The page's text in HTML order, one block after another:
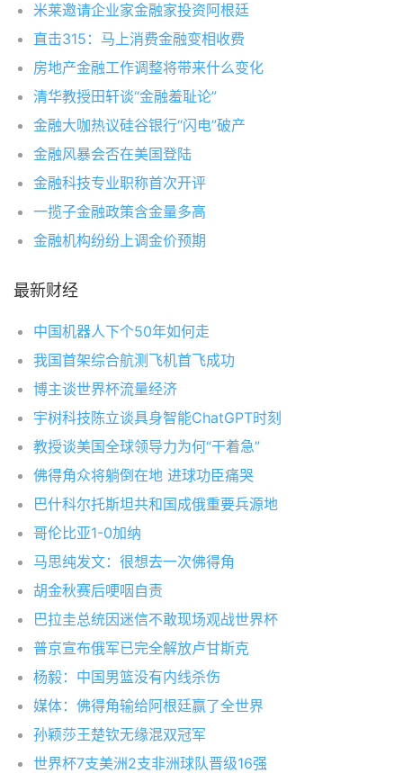
米莱邀请企业家金融家投资阿根廷
直击315：马上消费金融变相收费
房地产金融工作调整将带来什么变化
清华教授田轩谈“金融羞耻论”
金融大咖热议硅谷银行“闪电”破产
金融风暴会否在美国登陆
金融科技专业职称首次开评
一揽子金融政策含金量多高
金融机构纷纷上调金价预期
最新财经
中国机器人下个50年如何走
我国首架综合航测飞机首飞成功
博主谈世界杯流量经济
宇树科技陈立谈具身智能ChatGPT时刻
教授谈美国全球领导力为何“干着急”
佛得角众将躺倒在地 进球功臣痛哭
巴什科尔托斯坦共和国成俄重要兵源地
哥伦比亚1-0加纳
马思纯发文：很想去一次佛得角
胡金秋赛后哽咽自责
巴拉圭总统因迷信不敢现场观战世界杯
普京宣布俄军已完全解放卢甘斯克
杨毅：中国男篮没有内线杀伤
媒体：佛得角输给阿根廷赢了全世界
孙颖莎王楚钦无缘混双冠军
世界杯7支美洲2支非洲球队晋级16强